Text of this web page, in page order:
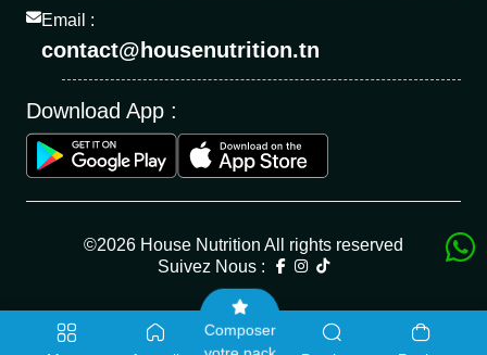
Composer
Email :
contact@housenutrition.tn
Download App :
©2026 House Nutrition All rights reserved
Suivez Nous :